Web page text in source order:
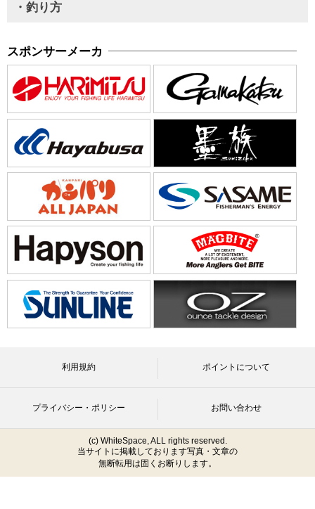
・釣り方
スポンサーメーカ
利用規約 ポイントについて
プライバシー・ポリシー お問い合わせ
(c) WhiteSpace, ALL rights reserved.
当サイトに掲載しております写真・文章の
無断転用は固くお断りします。